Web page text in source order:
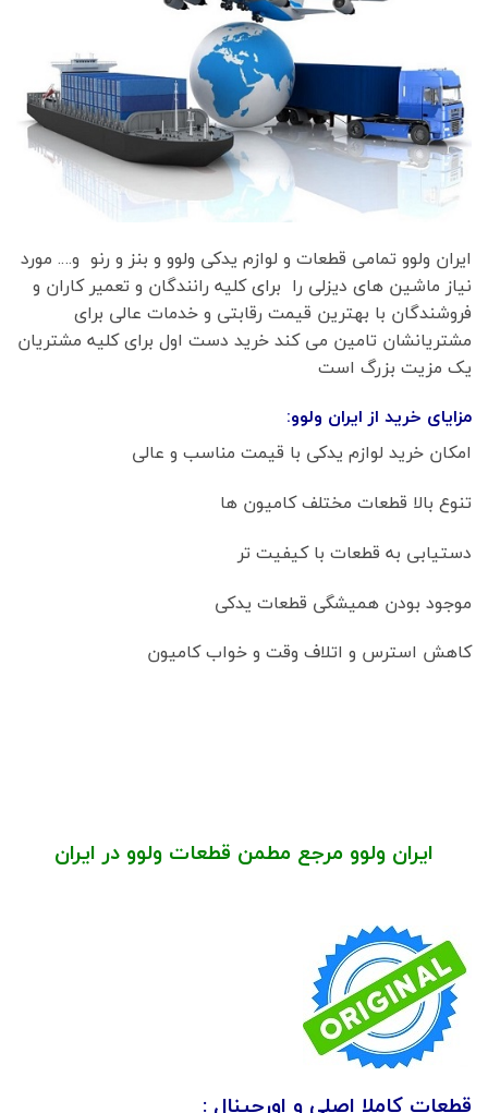
ایران ولوو تمامی قطعات و لوازم یدکی ولوو و بنز و رنو و…. مورد
نیاز ماشین های دیزلی را برای کلیه رانندگان و تعمیر کاران و
فروشندگان با بهترین قیمت رقابتی و خدمات عالی برای
مشتریانشان تامین می کند خرید دست اول برای کلیه مشتریان
یک مزیت بزرگ است
مزایای خرید از ایران ولوو:
امکان خرید لوازم یدکی با قیمت مناسب و عالی
تنوع بالا قطعات مختلف کامیون ها
دستیابی به قطعات با کیفیت تر
موجود بودن همیشگی قطعات یدکی
کاهش استرس و اتلاف وقت و خواب کامیون
ایران ولوو مرجع مطمن قطعات ولوو در ایران
قطعات کاملا اصلی و اورجینال :